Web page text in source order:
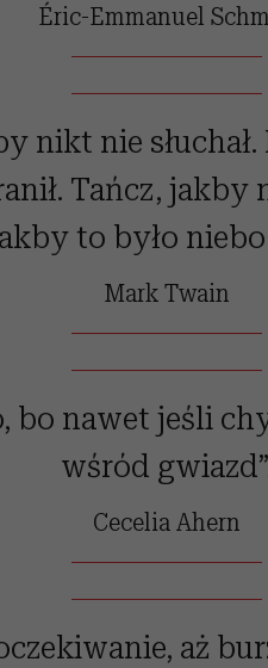
Éric-Emmanuel
nikt nie
Tańcz, jakby
to było niebo
Mark Twain
bo nawet jeśli
wśród
Cecelia Ahern
aż